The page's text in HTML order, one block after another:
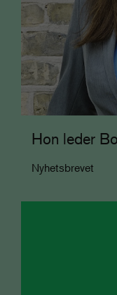
Hon leder
Nyhetsbrevet